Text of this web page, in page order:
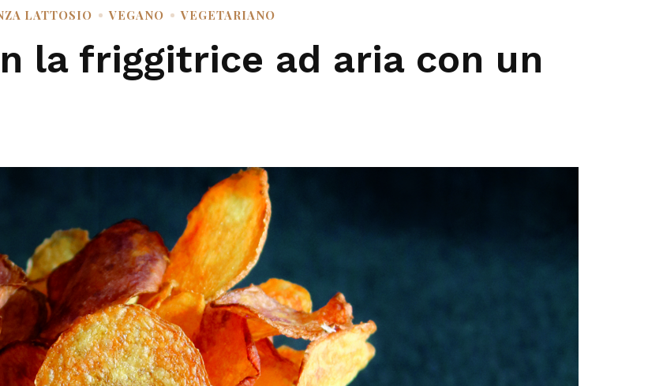
LATTOSIO VEGANO VEGETARIANO
la friggitrice ad aria con un